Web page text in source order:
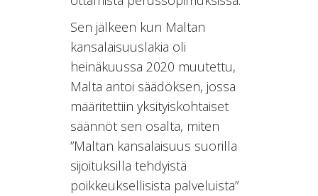
Sen jälkeen kun Maltan
kansalaisuuslakia oli
heinäkuussa 2020 muutettu,
Malta antoi säädöksen, jossa
määritettiin yksityiskohtaiset
säännöt sen osalta, miten
”Maltan kansalaisuus suorilla
sijoituksilla tehdyistä
poikkeuksellisista palveluista”